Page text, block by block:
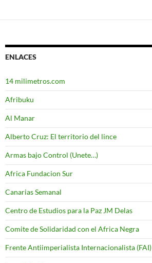
ENLACES
14 milimetros.com
Afribuku
Al Manar
Alberto Cruz: El territorio del lince
Armas bajo Control (Unete…)
Africa Fundacion Sur
Canarias Semanal
Centro de Estudios para la Paz JM Delas
Comite de Solidaridad con el Africa Negra
Frente Antiimperialista Internacionalista (FAI)